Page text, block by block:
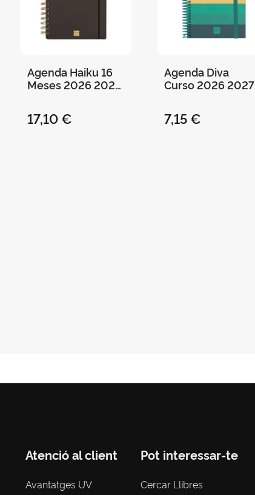
Agenda Haiku 16
Meses 2026 2027
17,10 €
Agenda Diva
Curso 2026 2027
7,15 €
Atenció al client
Avantatges UV
Pot interessar-te
Cercar Llibres